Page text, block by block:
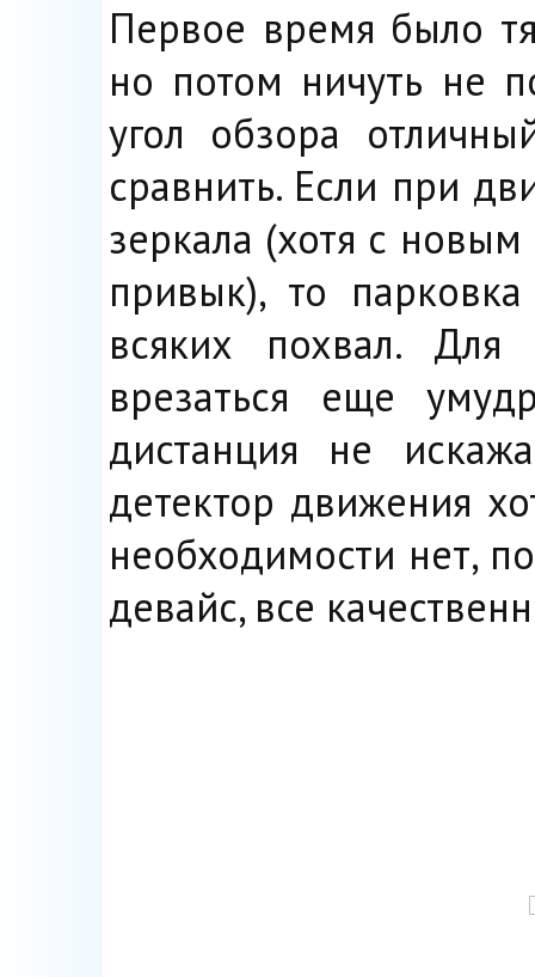
Первое время было
но потом ничуть не
угол обзора
сравнить. Если при
зеркала (хотя с
привык), то
всяких похвал.
врезаться еще
дистанция не
детектор движения
необходимости нет,
девайс, все